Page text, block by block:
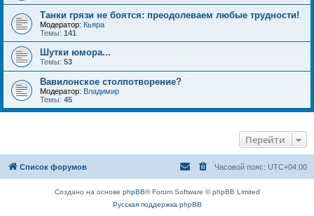
Танки грязи не боятся: преодолеваем любые трудности!
Модератор: Кьяра
Темы: 141
Шутки юмора...
Темы: 53
Вавилонское столпотворение?
Модератор: Владимир
Темы: 45
Перейти
Список форумов Часовой пояс: UTC+04:00
Создано на основе phpBB® Forum Software © phpBB Limited
Русская поддержка phpBB